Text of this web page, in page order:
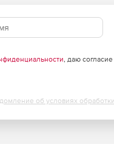
, даю
об условиях